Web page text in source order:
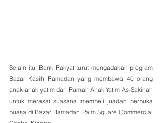
Selain itu, Bank Rakyat turut mengadakan program
Bazar Kasih Ramadan yang membawa 40 orang
anak-anak yatim dari Rumah Anak Yatim As-Sakinah
untuk merasai suasana membeli juadah berbuka
puasa di Bazar Ramadan Palm Square Commercial